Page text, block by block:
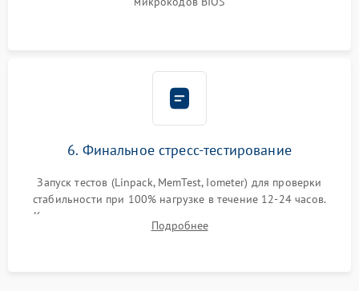
6. Финальное стресс-тестирование
Запуск тестов (Linpack, MemTest, Iometer) для проверки
стабильности при 100% нагрузке в течение 12-24 часов.
Контроль температурных режимов, проверка отсутствия
троттлинга и подготовка сервера к выдаче.
Подробнее